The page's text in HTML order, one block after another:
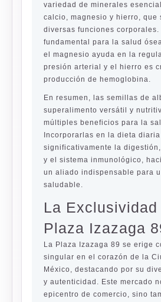
variedad de minerales
calcio, magnesio y hierro, que
diversas funciones
fundamental para la salud
el magnesio ayuda en la
presión arterial y el hierro es
producción de hemoglobina.
En resumen, las semillas de
superalimento versátil y
múltiples beneficios para la
Incorporarlas en la dieta
significativamente la
y el sistema inmunológico,
un aliado indispensable para
saludable.
La
Plaza Izazaga
La Plaza Izazaga 89 se erige
singular en el corazón de la
México, destacando por su
y autenticidad. Este mercado
epicentro de comercio, sino